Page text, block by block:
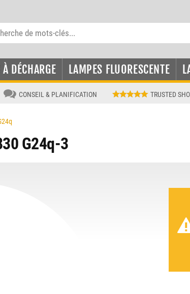
DÉCHARGE LAMPES FLUORESCENTE
CONSEIL & PLANIFICATION TRUSTED
G24q-3